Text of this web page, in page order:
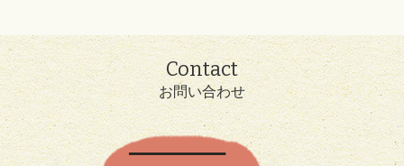
Contact
お問い合わせ